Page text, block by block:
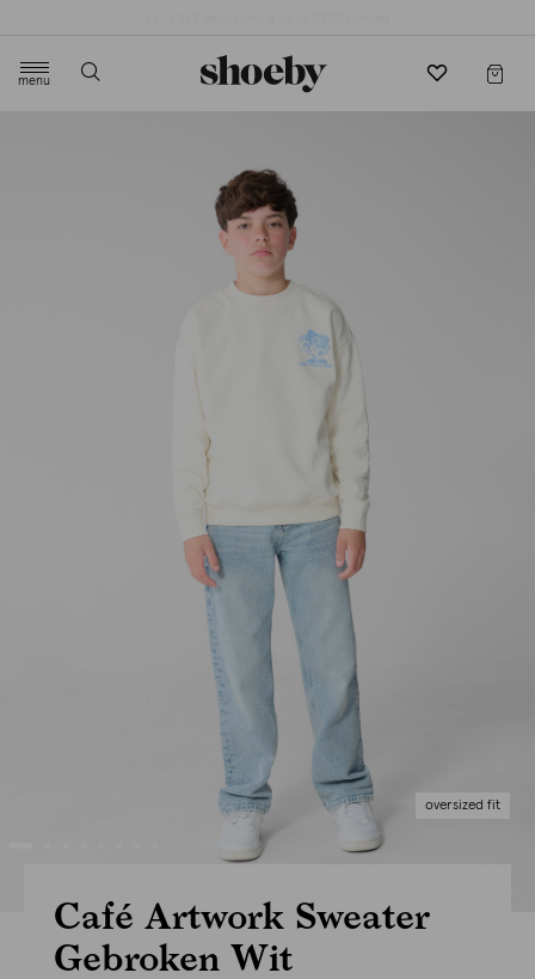
menu
oversized fit
Café Artwork Sweater
Gebroken Wit